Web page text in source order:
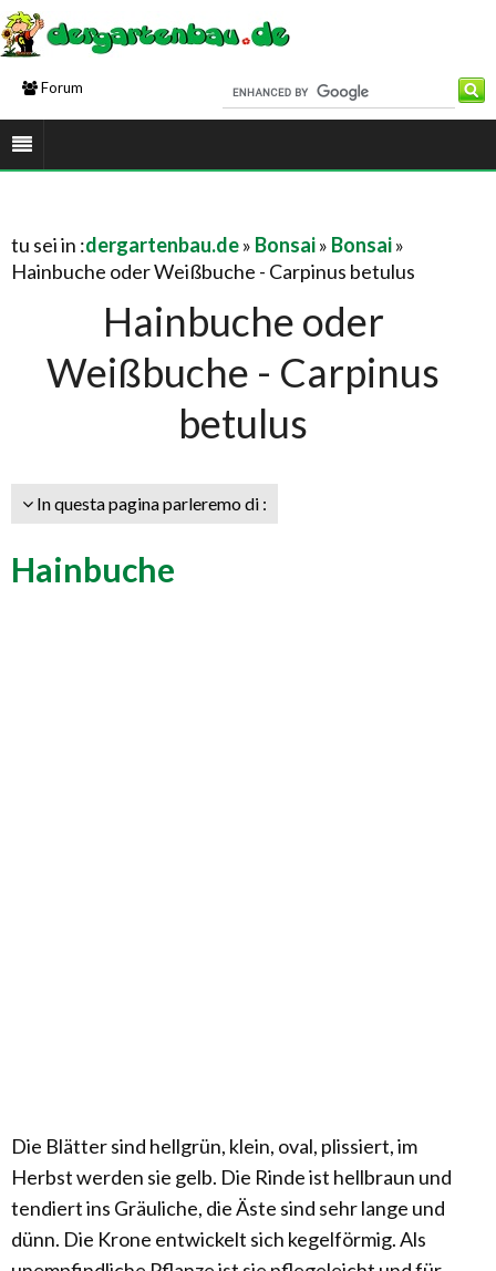
Forum
tu sei in :dergartenbau.de» Bonsai» Bonsai»
Hainbuche oder Weißbuche - Carpinus betulus
Hainbuche oder
Weißbuche - Carpinus
betulus
In questa pagina parleremo di :
Hainbuche
Die Blätter sind hellgrün, klein, oval, plissiert, im
Herbst werden sie gelb. Die Rinde ist hellbraun und
tendiert ins Gräuliche, die Äste sind sehr lange und
dünn. Die Krone entwickelt sich kegelförmig. Als